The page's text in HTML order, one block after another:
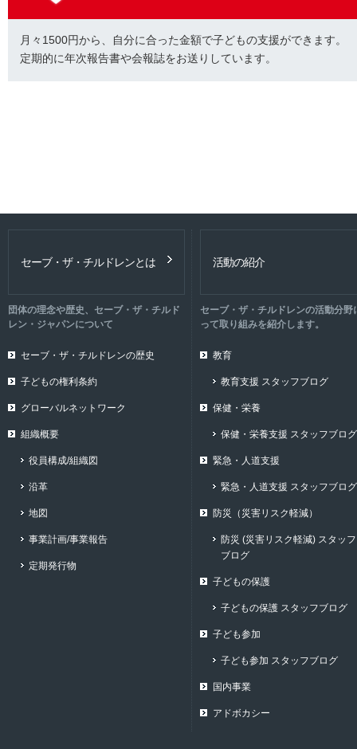
月々1500円から、自分に合った金額で子どもの支援ができます。
定期的に年次報告書や会報誌をお送りしています。
セーブ・ザ・チルドレンとは
団体の理念や歴史、セーブ・ザ・チルド
レン・ジャパンについて
セーブ・ザ・チルドレンの歴史
子どもの権利条約
グローバルネットワーク
組織概要
役員構成/組織図
沿革
地図
事業計画/事業報告
定期発行物
活動の紹介
セーブ・ザ・チルドレンの活動分野
って取り組みを紹介します。
教育
教育支援 スタッフブログ
保健・栄養
保健・栄養支援 スタッフブログ
緊急・人道支援
緊急・人道支援 スタッフブログ
防災（災害リスク軽減）
防災 (災害リスク軽減) スタッフ
ブログ
子どもの保護
子どもの保護 スタッフブログ
子ども参加
子ども参加 スタッフブログ
国内事業
アドボカシー